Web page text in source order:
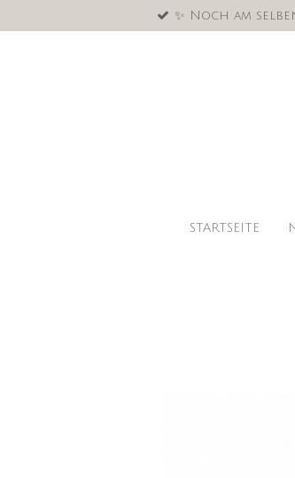
Hauptinhalt
✨ Noch am
STARTSEITE